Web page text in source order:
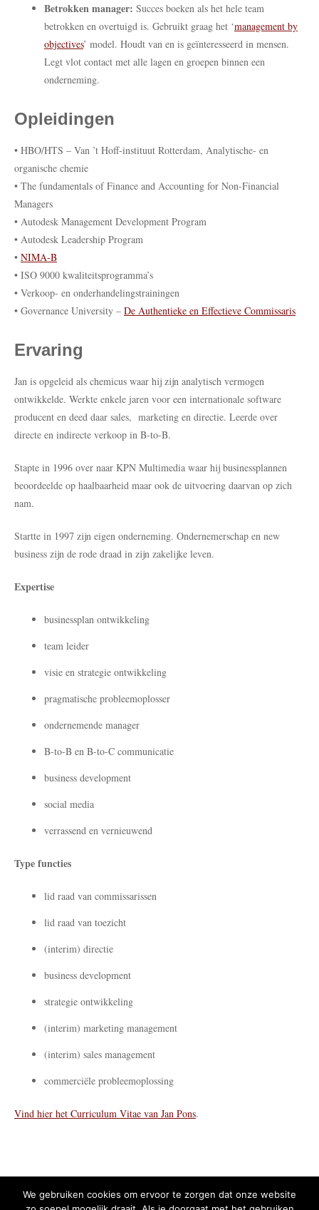
Betrokken manager: Succes boeken als het hele team
betrokken en overtuigd is. Gebruikt graag het ‘management by
objectives’ model. Houdt van en is geïnteresseerd in mensen.
Legt vlot contact met alle lagen en groepen binnen een
onderneming.
Opleidingen
• HBO/HTS – Van ’t Hoff-instituut Rotterdam, Analytische- en
organische chemie
• The fundamentals of Finance and Accounting for Non-Financial
Managers
• Autodesk Management Development Program
• Autodesk Leadership Program
• NIMA-B
• ISO 9000 kwaliteitsprogramma’s
• Verkoop- en onderhandelingstrainingen
• Governance University – De Authentieke en Effectieve Commissaris
Ervaring
Jan is opgeleid als chemicus waar hij zijn analytisch vermogen
ontwikkelde. Werkte enkele jaren voor een internationale software
producent en deed daar sales, marketing en directie. Leerde over
directe en indirecte verkoop in B-to-B.
Stapte in 1996 over naar KPN Multimedia waar hij businessplannen
beoordeelde op haalbaarheid maar ook de uitvoering daarvan op zich
nam.
Startte in 1997 zijn eigen onderneming. Ondernemerschap en new
business zijn de rode draad in zijn zakelijke leven.
Expertise
businessplan ontwikkeling
team leider
visie en strategie ontwikkeling
pragmatische probleemoplosser
ondernemende manager
B-to-B en B-to-C communicatie
business development
social media
verrassend en vernieuwend
Type functies
lid raad van commissarissen
lid raad van toezicht
(interim) directie
business development
strategie ontwikkeling
(interim) marketing management
(interim) sales management
commerciële probleemoplossing
Vind hier het Curriculum Vitae van Jan Pons.
We gebruiken cookies om ervoor te zorgen dat onze website